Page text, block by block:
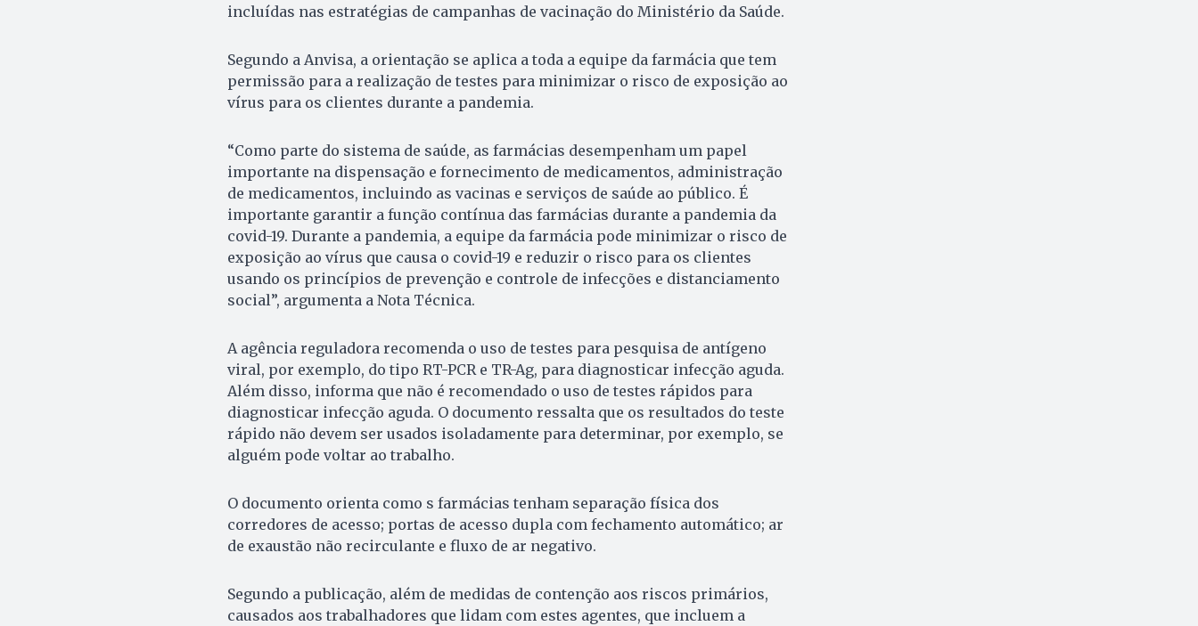
incluídas nas estratégias de campanhas de vacinação do Ministério da Saúde.
Segundo a Anvisa, a orientação se aplica a toda a equipe da farmácia que tem
permissão para a realização de testes para minimizar o risco de exposição ao
vírus para os clientes durante a pandemia.
“Como parte do sistema de saúde, as farmácias desempenham um papel
importante na dispensação e fornecimento de medicamentos, administração
de medicamentos, incluindo as vacinas e serviços de saúde ao público. É
importante garantir a função contínua das farmácias durante a pandemia da
covid-19. Durante a pandemia, a equipe da farmácia pode minimizar o risco de
exposição ao vírus que causa o covid-19 e reduzir o risco para os clientes
usando os princípios de prevenção e controle de infecções e distanciamento
social”, argumenta a Nota Técnica.
A agência reguladora recomenda o uso de testes para pesquisa de antígeno
viral, por exemplo, do tipo RT-PCR e TR-Ag, para diagnosticar infecção aguda.
Além disso, informa que não é recomendado o uso de testes rápidos para
diagnosticar infecção aguda. O documento ressalta que os resultados do teste
rápido não devem ser usados isoladamente para determinar, por exemplo, se
alguém pode voltar ao trabalho.
O documento orienta como s farmácias tenham separação física dos
corredores de acesso; portas de acesso dupla com fechamento automático; ar
de exaustão não recirculante e fluxo de ar negativo.
Segundo a publicação, além de medidas de contenção aos riscos primários,
causados aos trabalhadores que lidam com estes agentes, que incluem a